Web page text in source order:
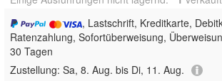
, Lastschrift, Kreditkarte,
Ratenzahlung, Sofortüberweisung,
30 Tagen
Zustellung: Sa, 8. Aug. bis Di, 11. Aug.